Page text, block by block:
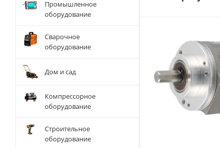
Промышленное
оборудование
Сварочное
оборудование
Дом и сад
Компрессорное
оборудование
Строительное
оборудование